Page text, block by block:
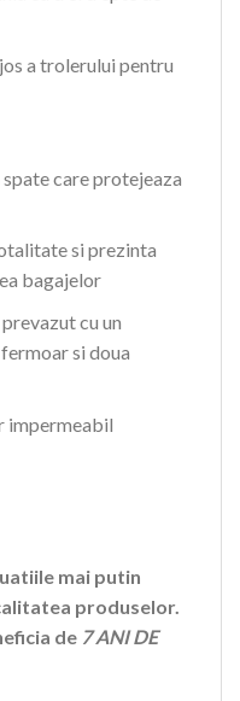
a trolerului pentru
care protejeaza
si prezinta
bagajelor
cu un
si doua
impermeabil
mai putin
produselor.
de 7 ANI DE